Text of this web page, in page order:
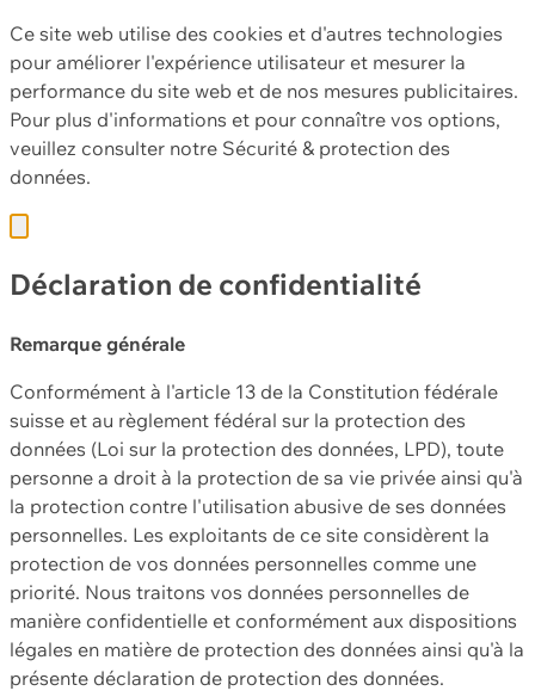
Ce site web utilise des cookies et d'autres technologies
pour améliorer l'expérience utilisateur et mesurer la
performance du site web et de nos mesures publicitaires.
Pour plus d'informations et pour connaître vos options,
veuillez consulter notre Sécurité & protection des
données.
Déclaration de confidentialité
Remarque générale
Conformément à l'article 13 de la Constitution fédérale
suisse et au règlement fédéral sur la protection des
données (Loi sur la protection des données, LPD), toute
personne a droit à la protection de sa vie privée ainsi qu'à
la protection contre l'utilisation abusive de ses données
personnelles. Les exploitants de ce site considèrent la
protection de vos données personnelles comme une
priorité. Nous traitons vos données personnelles de
manière confidentielle et conformément aux dispositions
légales en matière de protection des données ainsi qu'à la
présente déclaration de protection des données.